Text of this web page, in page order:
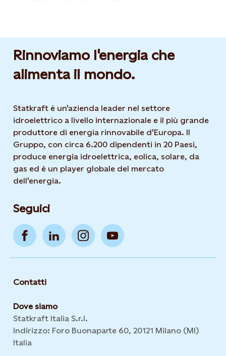
Rinnoviamo l'energia che
alimenta il mondo.
Statkraft è un'azienda leader nel settore
idroelettrico a livello internazionale e il più grande
produttore di energia rinnovabile d'Europa. Il
Gruppo, con circa 6.200 dipendenti in 20 Paesi,
produce energia idroelettrica, eolica, solare, da
gas ed è un player globale del mercato
dell'energia.
Seguici
Contatti
Dove siamo
Statkraft Italia S.r.l.
Indirizzo: Foro Buonaparte 60, 20121 Milano (MI)
Italia